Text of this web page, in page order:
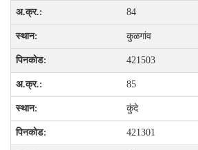
84
कुळगांव
421503
85
कुंदे
421301